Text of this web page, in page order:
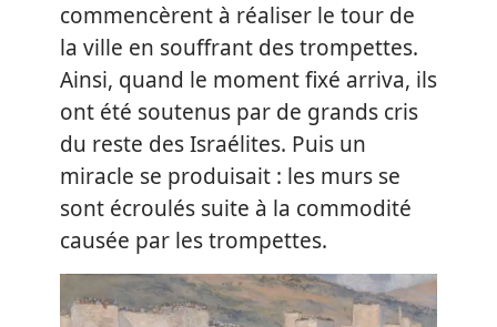
commencèrent à réaliser le tour de
la ville en souffrant des trompettes.
Ainsi, quand le moment fixé arriva, ils
ont été soutenus par de grands cris
du reste des Israélites. Puis un
miracle se produisait : les murs se
sont écroulés suite à la commodité
causée par les trompettes.